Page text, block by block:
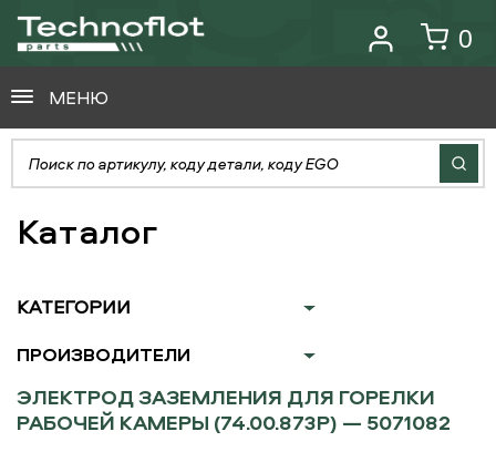
0
МЕНЮ
Каталог
КАТЕГОРИИ
ПРОИЗВОДИТЕЛИ
ЭЛЕКТРОД ЗАЗЕМЛЕНИЯ ДЛЯ ГОРЕЛКИ
РАБОЧЕЙ КАМЕРЫ (74.00.873P) — 5071082